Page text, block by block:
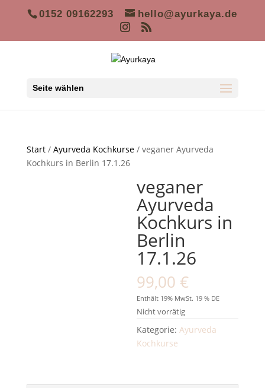
0152 09162293 hello@ayurkaya.de
Seite wählen
Start/ Ayurveda Kochkurse/ veganer Ayurveda
Kochkurs in Berlin 17.1.26
veganer
Ayurveda
Kochkurs in
Berlin
17.1.26
99,00 €
Enthält 19% MwSt. 19 % DE
Nicht vorrätig
Kategorie:Ayurveda
Kochkurse